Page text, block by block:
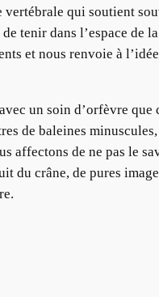
qui soutient
tenir dans l’espace
et nous renvoie à
un soin d’orfèvre
de baleines
affectons de ne pas le
du crâne, de pures